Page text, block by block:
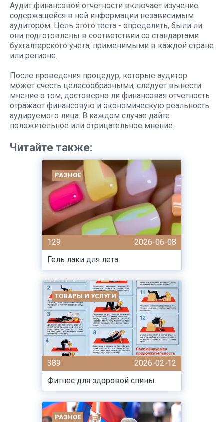
Аудит финансовой отчетности включает изучение
содержащейся в ней информации независимым
аудитором. Цель этого теста - определить, были ли
они подготовлены в соответствии со стандартами
бухгалтерского учета, применимыми в каждой стране
или регионе.
После проведения процедур, которые аудитор
может счесть целесообразными, следует вынести
мнение о том, достоверно ли финансовая отчетность
отражает финансовую и экономическую реальность
аудируемого лица. В каждом случае дайте
положительное или отрицательное мнение.
Читайте также:
РАЗНОЕ
129
2026-06-08
Гель лаки для лета
ТОВАРЫ И УСЛУГИ
389
2026-02-12
Фитнес для здоровой спины
РАЗНОЕ